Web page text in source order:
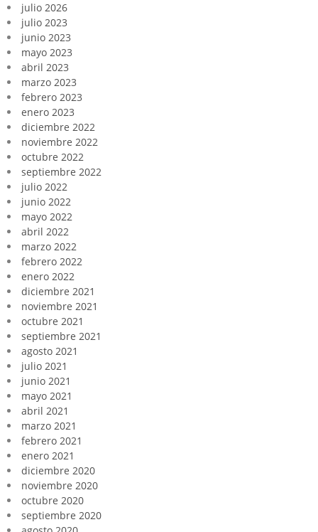
julio 2026
julio 2023
junio 2023
mayo 2023
abril 2023
marzo 2023
febrero 2023
enero 2023
diciembre 2022
noviembre 2022
octubre 2022
septiembre 2022
julio 2022
junio 2022
mayo 2022
abril 2022
marzo 2022
febrero 2022
enero 2022
diciembre 2021
noviembre 2021
octubre 2021
septiembre 2021
agosto 2021
julio 2021
junio 2021
mayo 2021
abril 2021
marzo 2021
febrero 2021
enero 2021
diciembre 2020
noviembre 2020
octubre 2020
septiembre 2020